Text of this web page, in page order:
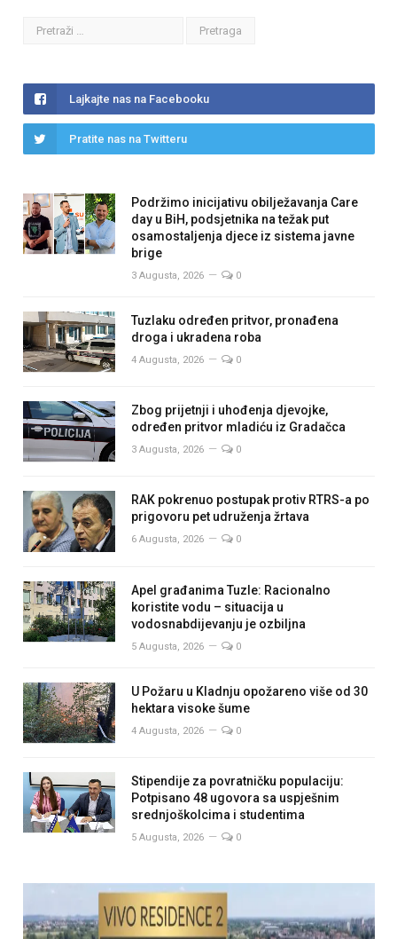
Lajkajte nas na Facebooku
Pratite nas na Twitteru
Podržimo inicijativu obilježavanja Care
day u BiH, podsjetnika na težak put
osamostaljenja djece iz sistema javne
brige
3 Augusta, 2026 0
Tuzlaku određen pritvor, pronađena
droga i ukradena roba
4 Augusta, 2026 0
Zbog prijetnji i uhođenja djevojke,
određen pritvor mladiću iz Gradačca
3 Augusta, 2026 0
RAK pokrenuo postupak protiv RTRS-a po
prigovoru pet udruženja žrtava
6 Augusta, 2026 0
Apel građanima Tuzle: Racionalno
koristite vodu – situacija u
vodosnabdijevanju je ozbiljna
5 Augusta, 2026 0
U Požaru u Kladnju opožareno više od 30
hektara visoke šume
4 Augusta, 2026 0
Stipendije za povratničku populaciju:
Potpisano 48 ugovora sa uspješnim
srednjoškolcima i studentima
5 Augusta, 2026 0